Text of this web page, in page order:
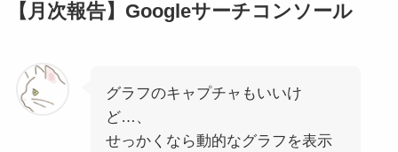
【月次報告】Googleサーチコンソール
グラフのキャプチャもいいけ
ど…、
せっかくなら動的なグラフを表示